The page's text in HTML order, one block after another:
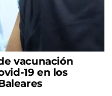
vacunación
19 en los